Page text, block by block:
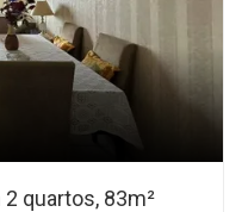
quartos, 83m²